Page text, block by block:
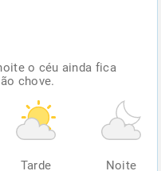
o céu ainda fica
chove.
Tarde Noite